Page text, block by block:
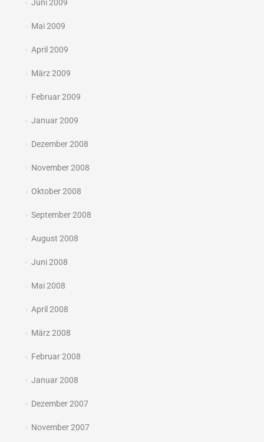
Juni 2009
Mai 2009
April 2009
März 2009
Februar 2009
Januar 2009
Dezember 2008
November 2008
Oktober 2008
September 2008
August 2008
Juni 2008
Mai 2008
April 2008
März 2008
Februar 2008
Januar 2008
Dezember 2007
November 2007